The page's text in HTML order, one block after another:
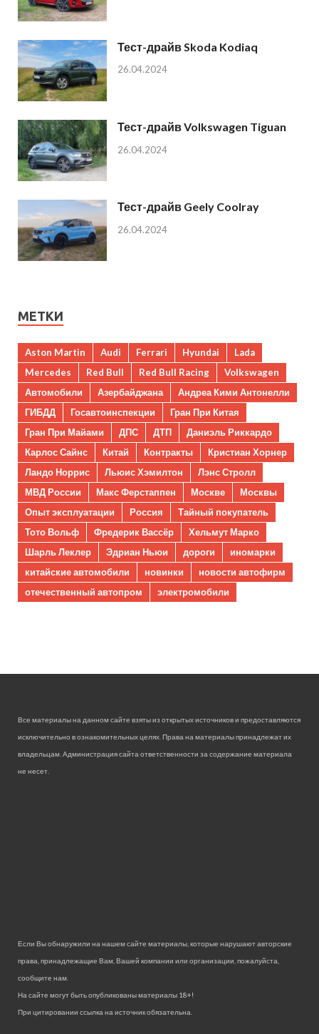
Тест-драйв Skoda Kodiaq
26.04.2024
Тест-драйв Volkswagen Tiguan
26.04.2024
Тест-драйв Geely Coolray
26.04.2024
МЕТКИ
Aston Martin Audi Ferrari Hyundai
Lada
Mercedes
Red Bull Red Bull Racing
Volkswagen
Автомобили
Азербайджана
Андреа Кими Антонелли
ГИБДД
Госавтоинспекции
Гран При Китая
Гран При Майами
ДПС ДТП
Даниэль Риккардо
Карлос Сайнс
Китай Контракты
Кристиан Хорнер
Ландо Норрис
Льюис Хэмилтон
Лэнс Стролл
МВД России
Макс Ферстаппен Москве
Москвы
Опыт эксплуатации
Россия
Тайный покупатель
Тото Вольф
Фредерик Вассёр
Хельмут Марко
Шарль Леклер
Эдриан Ньюи дороги
иномарки
китайские автомобили
новинки
новости автофирм
отечественный автопром
электромобили
Все материалы на данном сайте взяты из открытых источников и предоставляются
исключительно в ознакомительных целях. Права на материалы принадлежат их
владельцам. Администрация сайта ответственности за содержание материала
не несет.
Если Вы обнаружили на нашем сайте материалы, которые нарушают авторские
права, принадлежащие Вам, Вашей компании или организации, пожалуйста,
сообщите нам.
На сайте могут быть опубликованы материалы 18+!
При цитировании ссылка на источник обязательна.